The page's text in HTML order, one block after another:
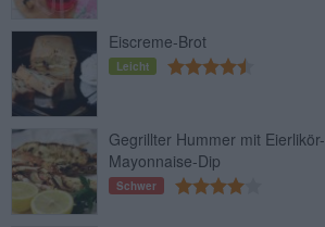
Eiscreme-Brot
Leicht
Gegrillter Hummer mit Eierlikör-
Mayonnaise-Dip
Schwer